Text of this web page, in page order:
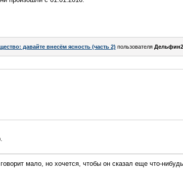
давайте внесём ясность (часть 2) пользователя Дельфин2
мало, но хочется, чтобы он сказал еще что-